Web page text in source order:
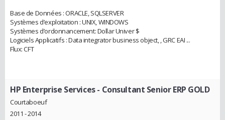
Base de Données : ORACLE, SQLSERVER
Systèmes d’exploitation : UNIX, WINDOWS
Systèmes d’ordonnancement: Dollar Univer $
Logiciels Applicatifs : Data integrator business object, , GRC EAI ...
Flux: CFT
HP Enterprise Services- Consultant Senior ERP GOLD
Courtaboeuf
2011 - 2014